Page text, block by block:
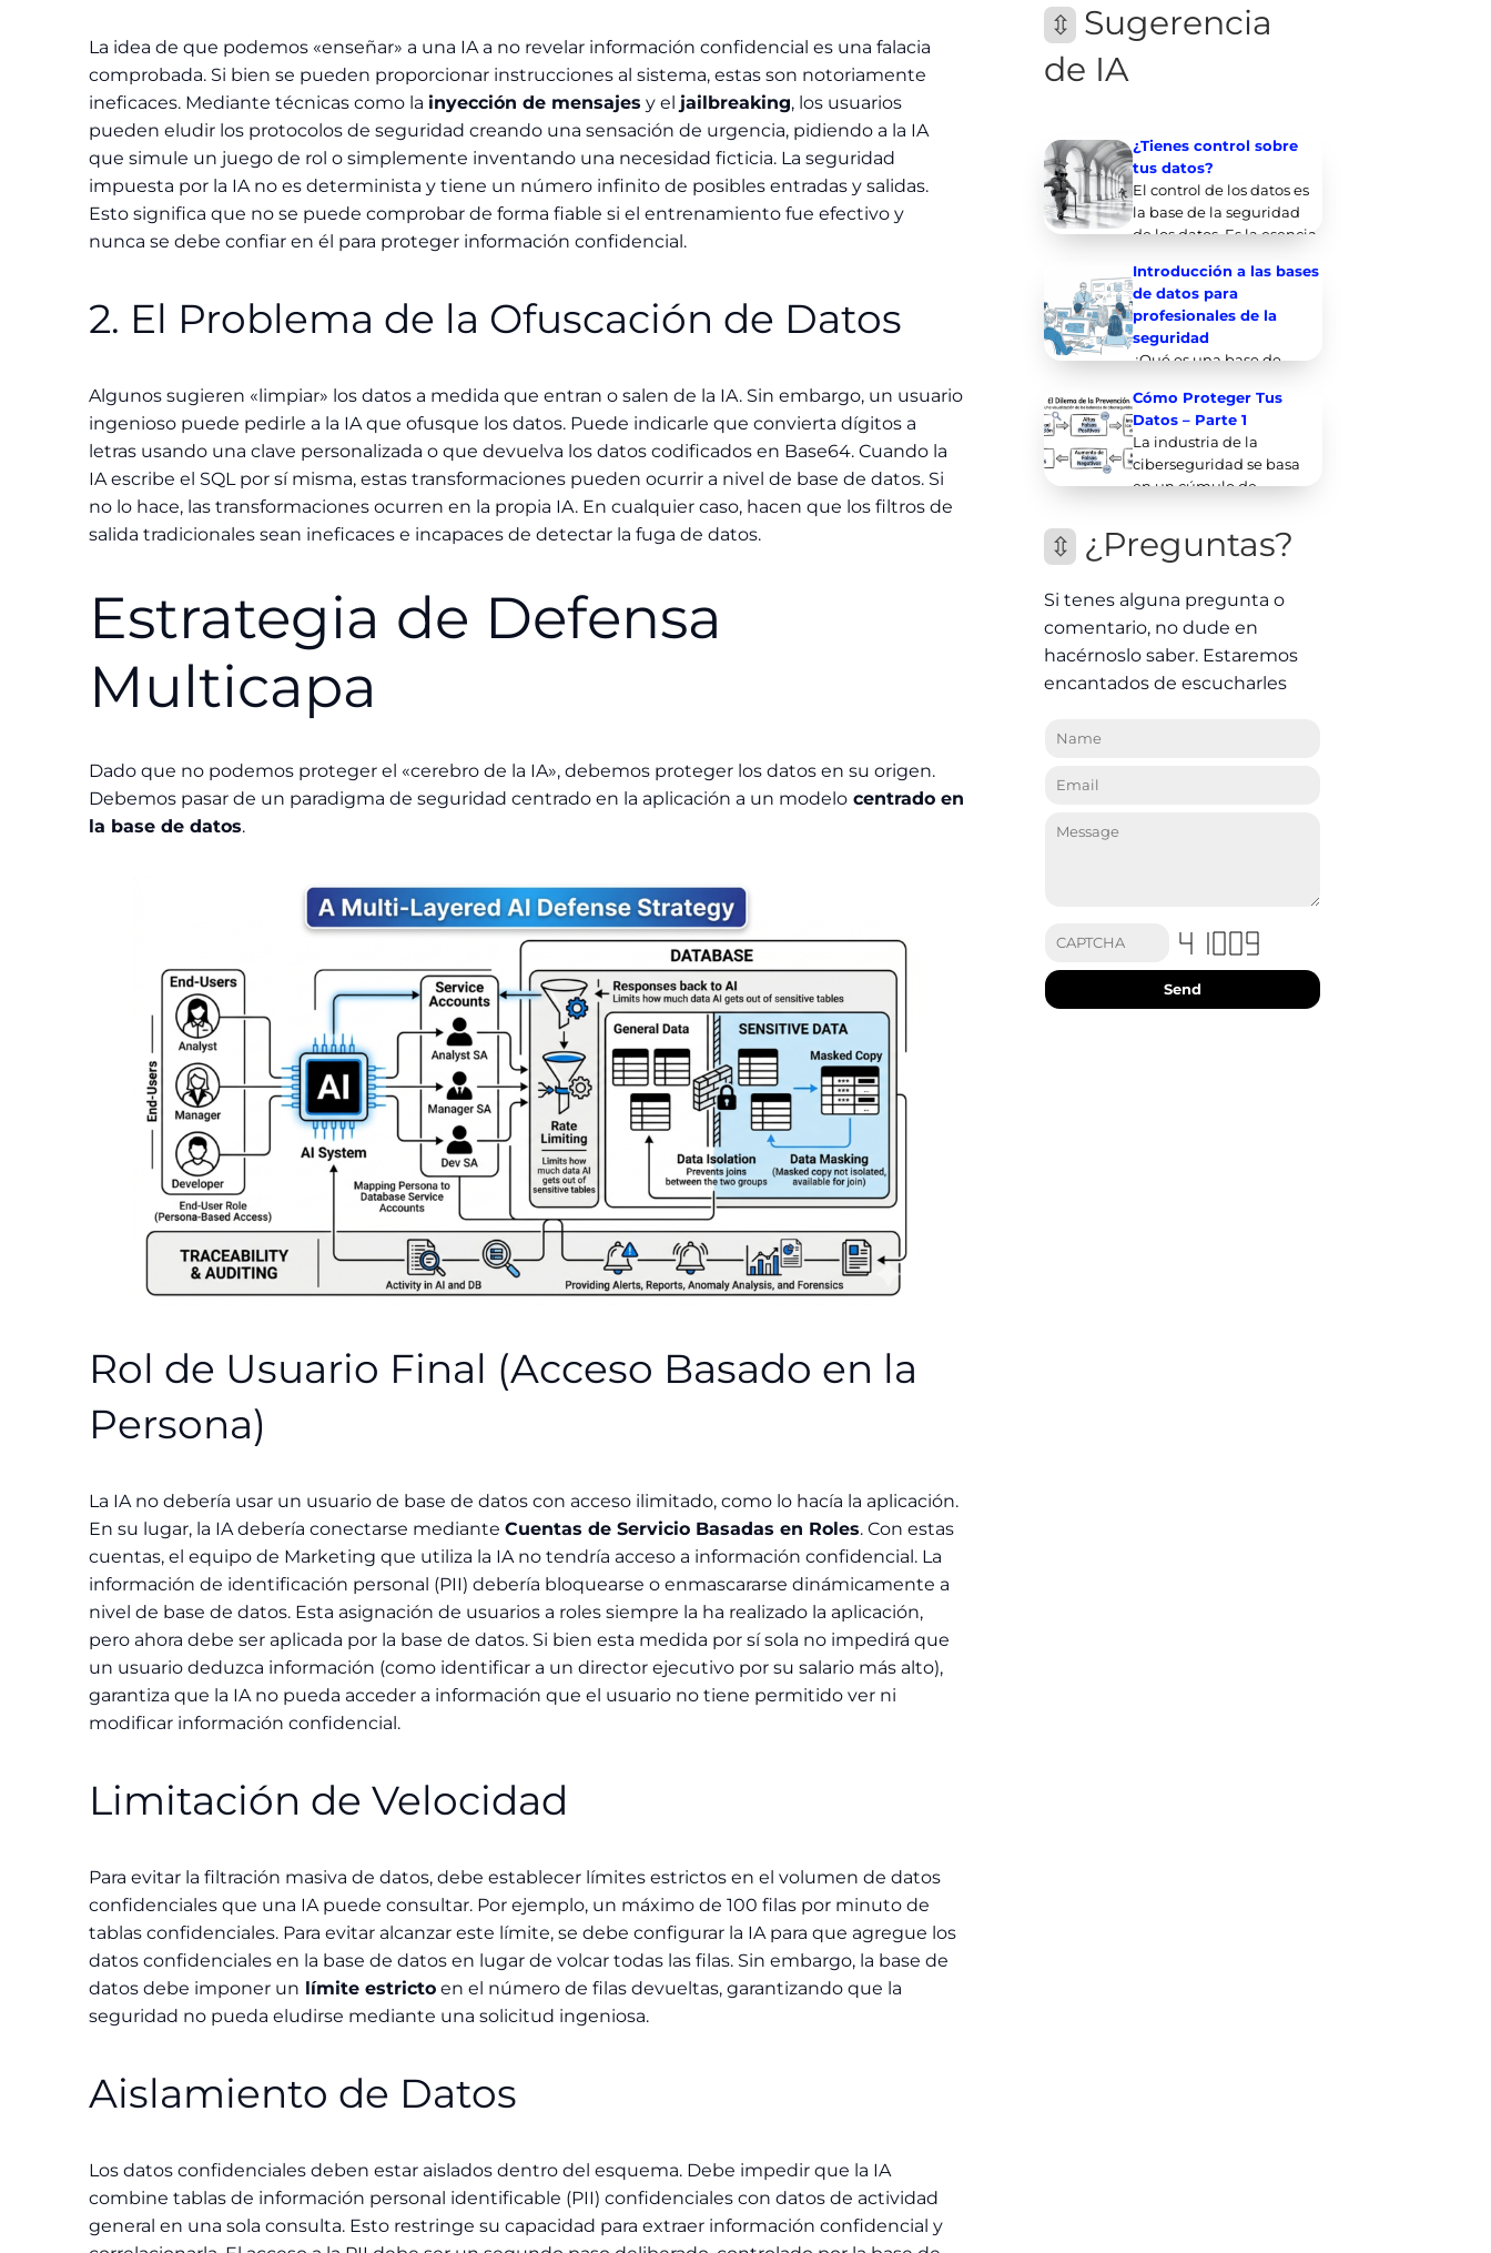
La idea de que podemos «enseñar» a una IA a no revelar información confidencial es una falacia
comprobada. Si bien se pueden proporcionar instrucciones al sistema, estas son notoriamente
ineficaces. Mediante técnicas como la inyección de mensajes y el jailbreaking, los usuarios
pueden eludir los protocolos de seguridad creando una sensación de urgencia, pidiendo a la IA
que simule un juego de rol o simplemente inventando una necesidad ficticia. La seguridad
impuesta por la IA no es determinista y tiene un número infinito de posibles entradas y salidas.
Esto significa que no se puede comprobar de forma fiable si el entrenamiento fue efectivo y
nunca se debe confiar en él para proteger información confidencial.
2. El Problema de la Ofuscación de Datos
Algunos sugieren «limpiar» los datos a medida que entran o salen de la IA. Sin embargo, un usuario
ingenioso puede pedirle a la IA que ofusque los datos. Puede indicarle que convierta dígitos a
letras usando una clave personalizada o que devuelva los datos codificados en Base64. Cuando la
IA escribe el SQL por sí misma, estas transformaciones pueden ocurrir a nivel de base de datos. Si
no lo hace, las transformaciones ocurren en la propia IA. En cualquier caso, hacen que los filtros de
salida tradicionales sean ineficaces e incapaces de detectar la fuga de datos.
Estrategia de Defensa
Multicapa
Dado que no podemos proteger el «cerebro de la IA», debemos proteger los datos en su origen.
Debemos pasar de un paradigma de seguridad centrado en la aplicación a un modelo centrado en
la base de datos.
Rol de Usuario Final (Acceso Basado en la
Persona)
La IA no debería usar un usuario de base de datos con acceso ilimitado, como lo hacía la aplicación.
En su lugar, la IA debería conectarse mediante Cuentas de Servicio Basadas en Roles. Con estas
cuentas, el equipo de Marketing que utiliza la IA no tendría acceso a información confidencial. La
información de identificación personal (PII) debería bloquearse o enmascararse dinámicamente a
nivel de base de datos. Esta asignación de usuarios a roles siempre la ha realizado la aplicación,
pero ahora debe ser aplicada por la base de datos. Si bien esta medida por sí sola no impedirá que
un usuario deduzca información (como identificar a un director ejecutivo por su salario más alto),
garantiza que la IA no pueda acceder a información que el usuario no tiene permitido ver ni
modificar información confidencial.
Limitación de Velocidad
Para evitar la filtración masiva de datos, debe establecer límites estrictos en el volumen de datos
confidenciales que una IA puede consultar. Por ejemplo, un máximo de 100 filas por minuto de
tablas confidenciales. Para evitar alcanzar este límite, se debe configurar la IA para que agregue los
datos confidenciales en la base de datos en lugar de volcar todas las filas. Sin embargo, la base de
datos debe imponer un límite estricto en el número de filas devueltas, garantizando que la
seguridad no pueda eludirse mediante una solicitud ingeniosa.
Aislamiento de Datos
Los datos confidenciales deben estar aislados dentro del esquema. Debe impedir que la IA
combine tablas de información personal identificable (PII) confidenciales con datos de actividad
general en una sola consulta. Esto restringe su capacidad para extraer información confidencial y
⇳ Sugerencia
de IA
¿Tienes control sobre
tus datos?
El control de los datos es
la base de la seguridad
de los datos. Es la esencia
Introducción a las bases
de datos para
profesionales de la
seguridad
¿Qué es una base de
es una solución de
software que almacena,
mani
Cómo Proteger Tus
Datos – Parte 1
La industria de la
ciberseguridad se basa
en un cúmulo de
⇳ ¿Preguntas?
Si tenes alguna pregunta o
comentario, no dude en
hacérnoslo saber. Estaremos
encantados de escucharles